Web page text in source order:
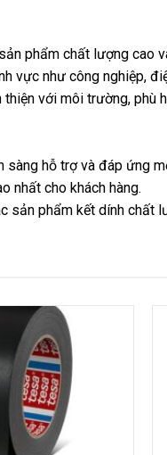
phẩm chất lượng cao
vực như công nghiệp,
với môi trường,
hỗ trợ và đáp ứng
nhất cho khách hàng.
sản phẩm kết dính chất